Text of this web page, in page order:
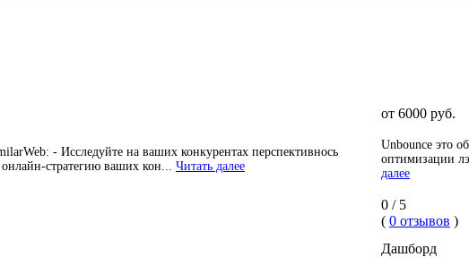
от 6000 руб.
- Исследуйте на ваших конкурентах перспективнось
стратегию ваших кон... Читать далее
Unbounce это
оптимизации
далее
0 / 5
( 0 отзывов )
Дашборд